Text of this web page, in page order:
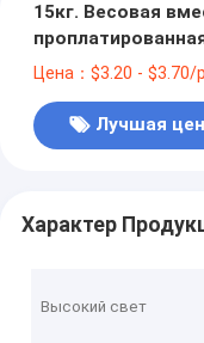
15кг. Весовая
Металлическая
Цена：$3.20 - $3.70/
Лучшая
Характер
Высокий свет